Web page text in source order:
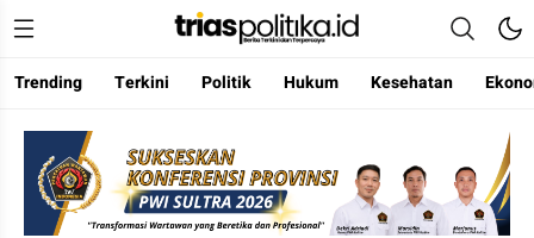
Berita Terkini & Terpercaya
Trending Terkini Politik Hukum Kesehatan